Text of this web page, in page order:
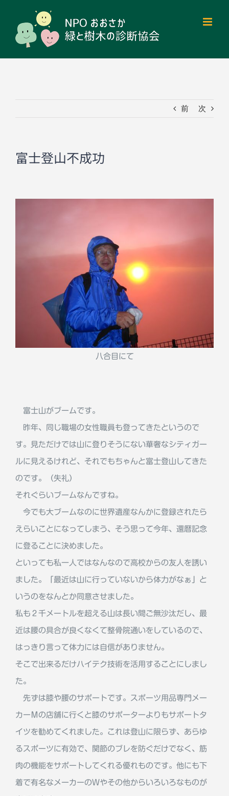
content
前 次
富士登山不成功
八合目にて
富士山がブームです。
昨年、同じ職場の女性職員も登ってきたというので
す。見ただけでは山に登りそうにない華奢なシティガー
ルに見えるけれど、それでもちゃんと富士登山してきた
のです。（失礼）
それぐらいブームなんですね。
今でも大ブームなのに世界遺産なんかに登録されたら
えらいことになってしまう、そう思って今年、還暦記念
に登ることに決めました。
といっても私一人ではなんなので高校からの友人を誘い
ました。「最近は山に行っていないから体力がなぁ」と
いうのをなんとか同意させました。
私も２千メートルを超える山は長い間ご無沙汰だし、最
近は腰の具合が良くなくて整骨院通いをしているので、
はっきり言って体力には自信がありません。
そこで出来るだけハイテク技術を活用することにしまし
た。
先ずは膝や腰のサポートです。スポーツ用品専門メー
カーＭの店舗に行くと膝のサポーターよりもサポートタ
イツを勧めてくれました。これは登山に限らず、あらゆ
るスポーツに有効で、関節のブレを防ぐだけでなく、筋
肉の機能をサポートしてくれる優れものです。他にも下
着で有名なメーカーのＷやその他からいろいろなものが